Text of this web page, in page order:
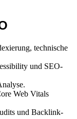
technische
und SEO-
Web Vitals
und Backlink-